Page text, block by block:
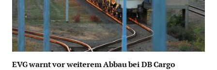
EVG warnt vor weiterem Abbau bei DB Cargo